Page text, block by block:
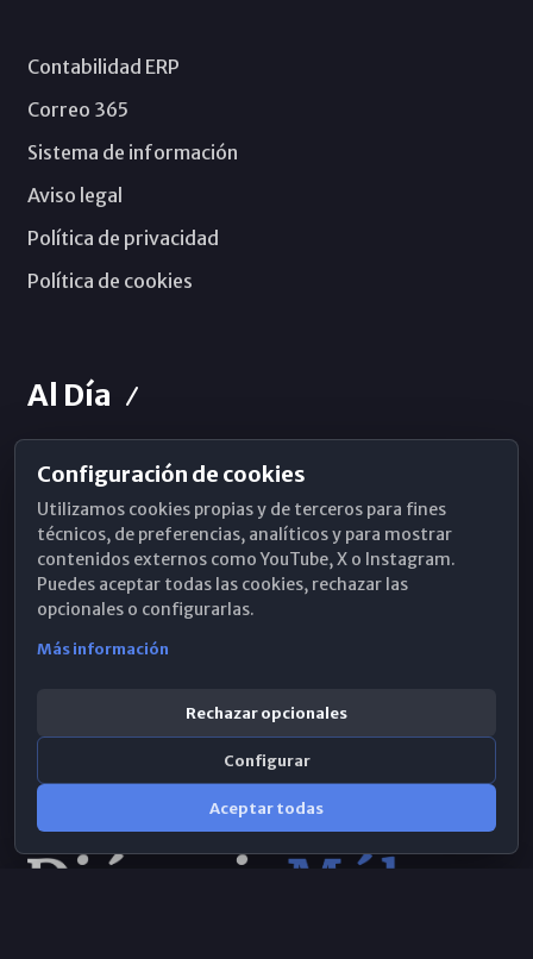
Contabilidad ERP
Correo 365
Sistema de información
Aviso legal
Política de privacidad
Política de cookies
Al Día
Horarios de Misa
Hemeroteca
WhatsApp
Configuración de cookies
Utilizamos cookies propias y de terceros para fines
técnicos, de preferencias, analíticos y para mostrar
contenidos externos como YouTube, X o Instagram.
Puedes aceptar todas las cookies, rechazar las
opcionales o configurarlas.
Más información
Rechazar opcionales
Configurar
Aceptar todas